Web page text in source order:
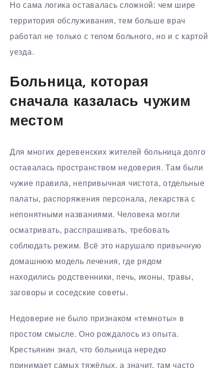
Но сама логика оставалась сложной: чем шире
территория обслуживания, тем больше врач
работал не только с телом больного, но и с картой
уезда.
Больница, которая
сначала казалась чужим
местом
Для многих деревенских жителей больница долго
оставалась пространством недоверия. Там были
чужие правила, непривычная чистота, отдельные
палаты, распоряжения персонала, лекарства с
непонятными названиями. Человека могли
осматривать, расспрашивать, требовать
соблюдать режим. Всё это нарушало привычную
домашнюю модель лечения, где рядом
находились родственники, печь, иконы, травы,
заговоры и соседские советы.
Недоверие не было признаком «темноты» в
простом смысле. Оно рождалось из опыта.
Крестьянин знал, что больница нередко
принимает самых тяжёлых, а значит, там часто